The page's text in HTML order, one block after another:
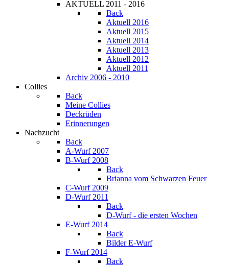
AKTUELL 2011 - 2016
Back
Aktuell 2016
Aktuell 2015
Aktuell 2014
Aktuell 2013
Aktuell 2012
Aktuell 2011
Archiv 2006 - 2010
Collies
Back
Meine Collies
Deckrüden
Erinnerungen
Nachzucht
Back
A-Wurf 2007
B-Wurf 2008
Back
Brianna vom Schwarzen Feuer
C-Wurf 2009
D-Wurf 2011
Back
D-Wurf - die ersten Wochen
E-Wurf 2014
Back
Bilder E-Wurf
F-Wurf 2014
Back